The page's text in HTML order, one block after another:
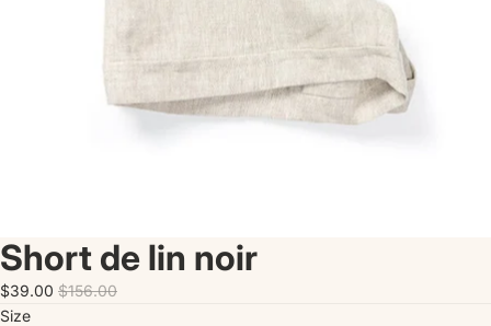
Short de lin noir
$39.00 $156.00
Size